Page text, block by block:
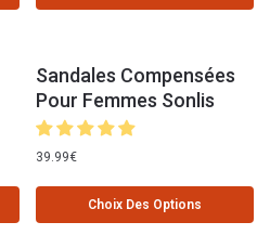
Sandales Compensées
Pour Femmes Sonlis
39.99€
Choix Des Options